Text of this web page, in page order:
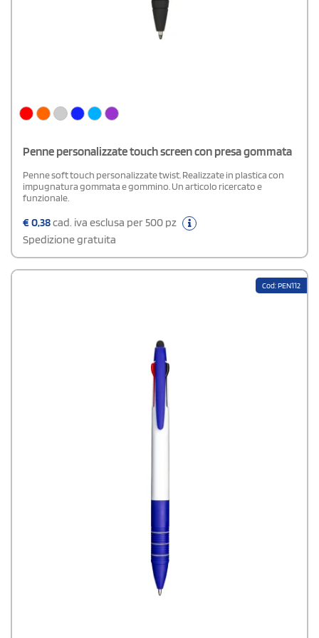
Penne personalizzate touch screen con presa gommata
Penne soft touch personalizzate twist. Realizzate in plastica con
impugnatura gommata e gommino. Un articolo ricercato e
funzionale.
€0,38cad. iva esclusa per 500 pz
Spedizione gratuita
Cod: PEN112